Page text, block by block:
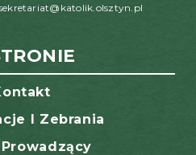
I Zebrania